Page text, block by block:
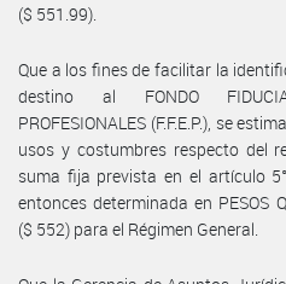
($ 551.99).
Que a los fines de facilitar la
destino al FONDO
PROFESIONALES (F.F.E.P.), se
usos y costumbres respecto del
suma fija prevista en el artículo
entonces determinada en PESOS
($ 552) para el Régimen General.